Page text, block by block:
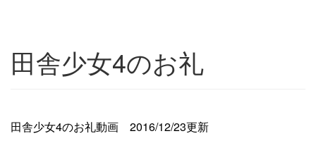
田舎少女4のお礼
田舎少女4のお礼動画 2016/12/23更新